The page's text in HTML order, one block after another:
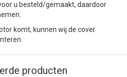
u besteld/gemaakt, daardoor
komt, kunnen wij de cover
producten